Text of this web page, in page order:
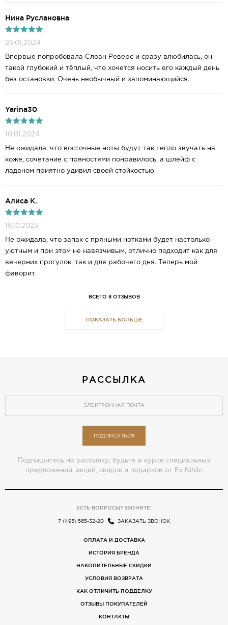
Нина Руслановна
25.01.2024
Впервые попробовала Слоан Реверс и сразу влюбилась, он
такой глубокий и тёплый, что хочется носить его каждый день
без остановки. Очень необычный и запоминающийся.
Yarina30
10.01.2024
Не ожидала, что восточные ноты будут так тепло звучать на
коже, сочетание с пряностями понравилось, а шлейф с
ладаном приятно удивил своей стойкостью.
Алиса К.
19.10.2023
Не ожидала, что запах с пряными нотками будет настолько
уютным и при этом не навязчивым, отлично подходит как для
вечерних прогулок, так и для рабочего дня. Теперь мой
фаворит.
ВСЕГО 8 ОТЗЫВОВ
ПОКАЗАТЬ БОЛЬШЕ
РАССЫЛКА
ПОДПИСАТЬСЯ
Подпишитесь на рассылку, будьте в курсе специальных
предложений, акций, скидок и подарков от Ex Nihilo
ЕСТЬ ВОПРОСЫ? ЗВОНИТЕ!
7 (495) 565-32-20 ЗАКАЗАТЬ ЗВОНОК
ОПЛАТА И ДОСТАВКА
ИСТОРИЯ БРЕНДА
НАКОПИТЕЛЬНЫЕ СКИДКИ
УСЛОВИЯ ВОЗВРАТА
КАК ОТЛИЧИТЬ ПОДДЕЛКУ
ОТЗЫВЫ ПОКУПАТЕЛЕЙ
КОНТАКТЫ